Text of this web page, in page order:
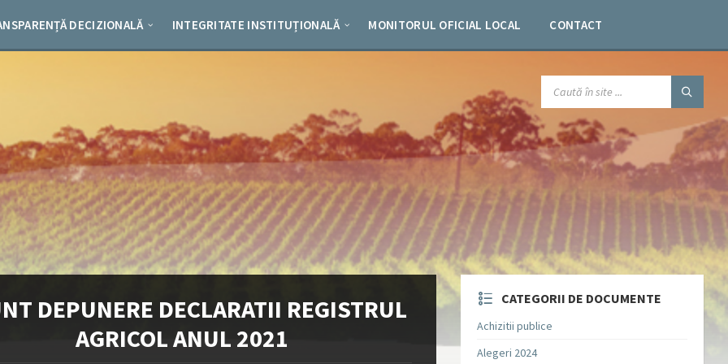
DECIZIONALĂ INTEGRITATE INSTITUȚIONALĂ MONITORUL OFICIAL LOCAL CONTACT
DEPUNERE DECLARATII REGISTRUL
AGRICOL ANUL 2021
CATEGORII DE DOCUMENTE
Achizitii publice
Alegeri 2024